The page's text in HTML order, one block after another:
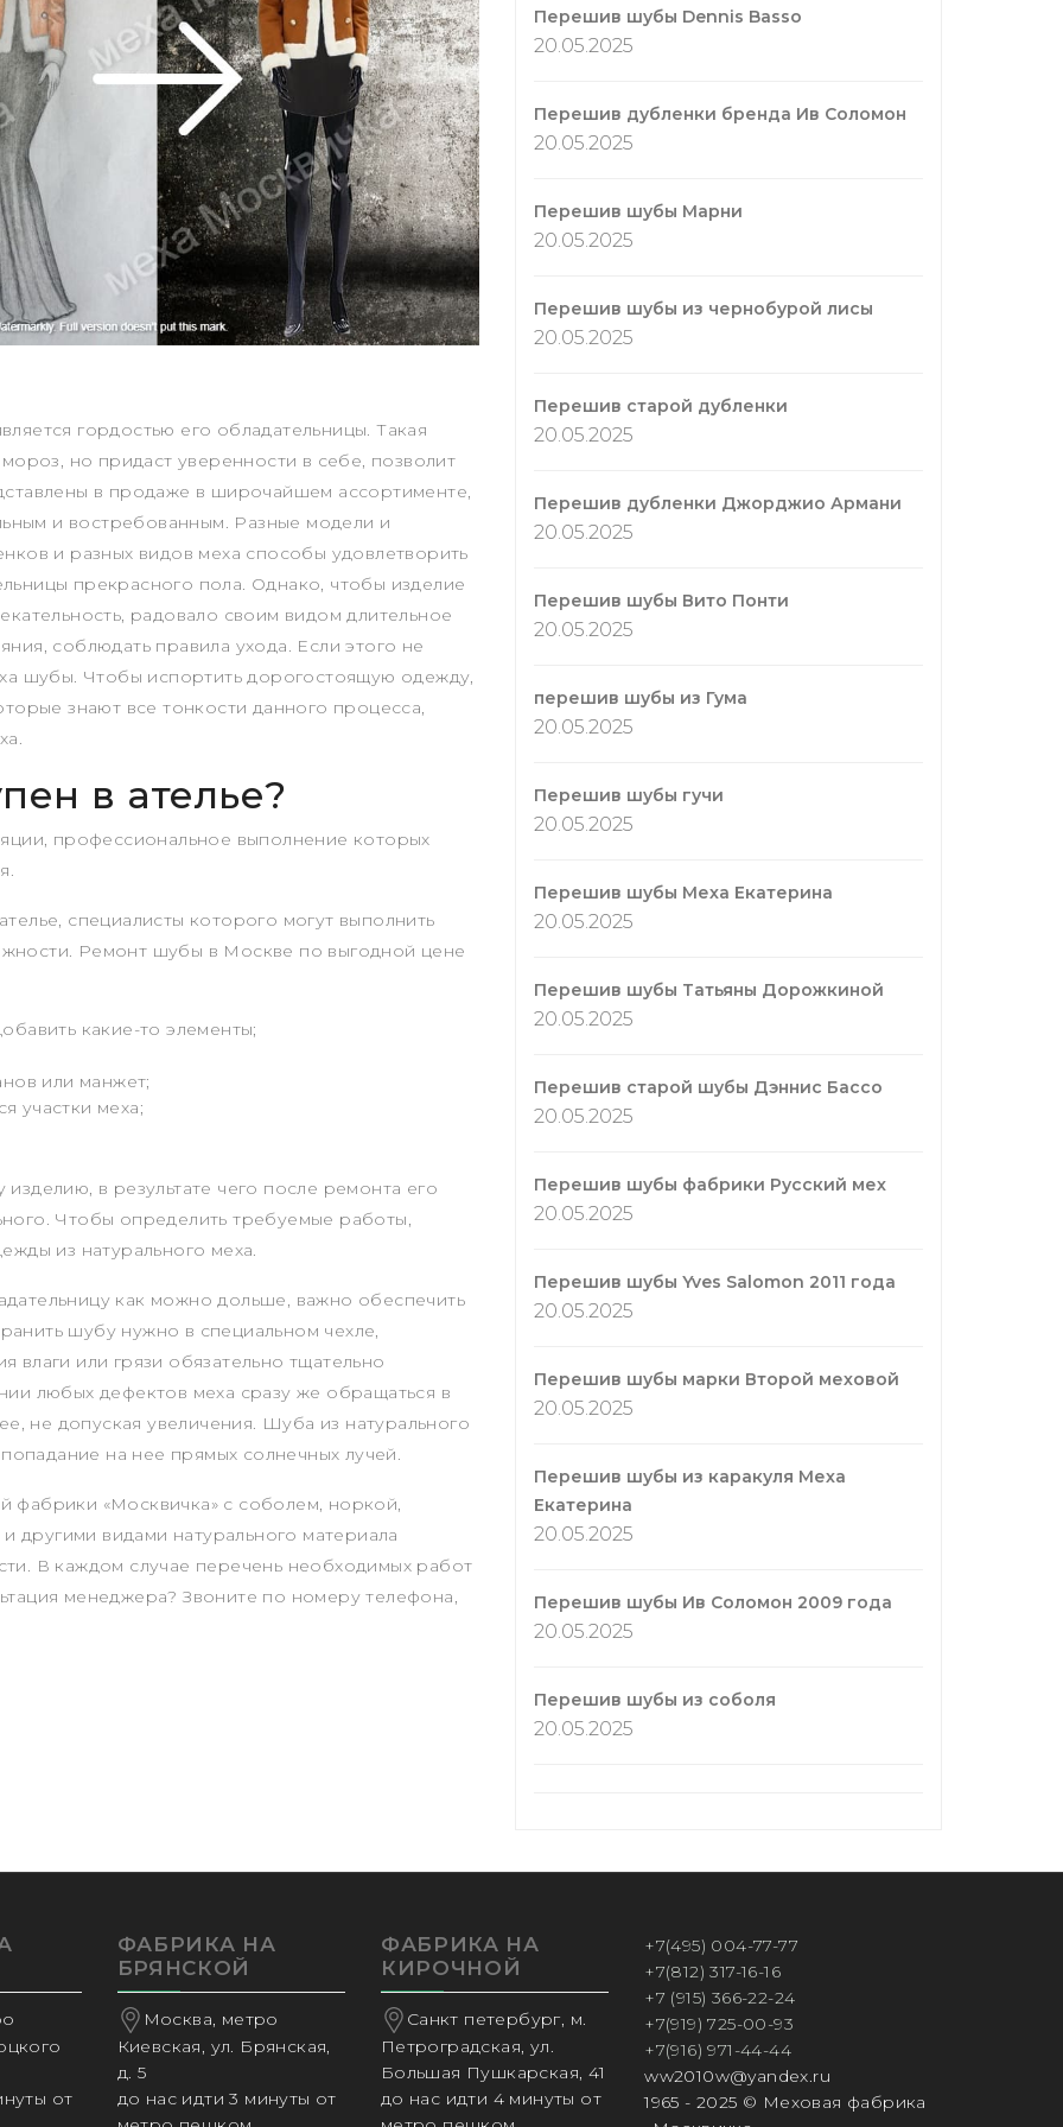
гордостью его обладательницы. Такая
но придаст уверенности в себе, позволит
в продаже в широчайшем ассортименте,
и востребованным. Разные модели и
и разных видов меха способы удовлетворить
прекрасного пола. Однако, чтобы изделие
радовало своим видом длительное
соблюдать правила ухода. Если этого не
шубы. Чтобы испортить дорогостоящую одежду,
знают все тонкости данного процесса,
в ателье?
профессиональное выполнение которых
специалисты которого могут выполнить
Ремонт шубы в Москве по выгодной цене
какие-то элементы;
или манжет;
участки меха;
в результате чего после ремонта его
Чтобы определить требуемые работы,
из натурального меха.
как можно дольше, важно обеспечить
шубу нужно в специальном чехле,
или грязи обязательно тщательно
любых дефектов меха сразу же обращаться в
не допуская увеличения. Шуба из натурального
на нее прямых солнечных лучей.
фабрики «Москвичка» с соболем, норкой,
другими видами натурального материала
В каждом случае перечень необходимых работ
менеджера? Звоните по номеру телефона,
Перешив шубы Dennis Basso
20.05.2025
Перешив дубленки бренда Ив Соломон
20.05.2025
Перешив шубы Марни
20.05.2025
Перешив шубы из чернобурой лисы
20.05.2025
Перешив старой дубленки
20.05.2025
Перешив дубленки Джорджио Армани
20.05.2025
Перешив шубы Вито Понти
20.05.2025
перешив шубы из Гума
20.05.2025
Перешив шубы гучи
20.05.2025
Перешив шубы Меха Екатерина
20.05.2025
Перешив шубы Татьяны Дорожкиной
20.05.2025
Перешив старой шубы Дэннис Бассо
20.05.2025
Перешив шубы фабрики Русский мех
20.05.2025
Перешив шубы Yves Salomon 2011 года
20.05.2025
Перешив шубы марки Второй меховой
20.05.2025
Перешив шубы из каракуля Меха
Екатерина
20.05.2025
Перешив шубы Ив Соломон 2009 года
20.05.2025
Перешив шубы из соболя
20.05.2025
от
ФАБРИКА НА
БРЯНСКОЙ
Москва, метро
Киевская, ул. Брянская,
д. 5
до нас идти 3 минуты от
ФАБРИКА НА
КИРОЧНОЙ
Санкт петербург, м.
Петроградская, ул.
Большая Пушкарская, 41
до нас идти 4 минуты от
+7(495) 004-77-77
+7(812) 317-16-16
+7 (915) 366-22-24
+7(919) 725-00-93
+7(916) 971-44-44
ww2010w@yandex.ru
1965 - 2025 © Меховая фабрика